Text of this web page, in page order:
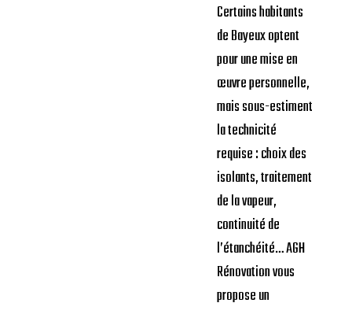
Certains habitants
de Bayeux optent
pour une mise en
œuvre personnelle,
mais sous-estiment
la technicité
requise : choix des
isolants, traitement
de la vapeur,
continuité de
l’étanchéité… AGH
Rénovation vous
propose un